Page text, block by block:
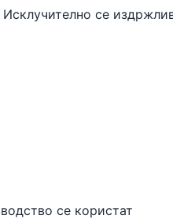
Исклучително се
се